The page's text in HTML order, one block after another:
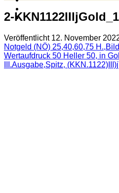
2-KKN1122IIIjGold_1
Veröffentlicht 12. November
Notgeld (NÖ) 25,40,60,75
Wertaufdruck 50 Heller 50, in
III.Ausgabe,Spitz,